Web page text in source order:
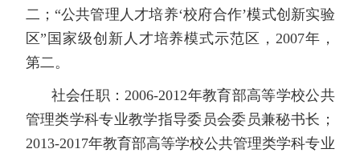
二；“公共管理人才培养‘校府合作’模式创新实验
区”国家级创新人才培养模式示范区，2007年，
第二。
社会任职：2006-2012年教育部高等学校公共
管理类学科专业教学指导委员会委员兼秘书长；
2013-2017年教育部高等学校公共管理类学科专业